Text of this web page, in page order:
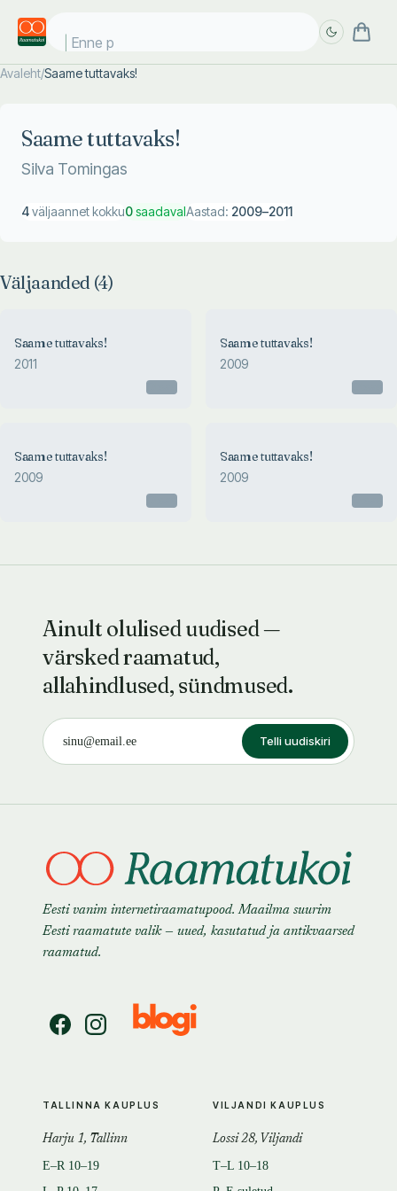
Enne pä
Avaleht/Saame tuttavaks!
Saame tuttavaks!
Silva Tomingas
4väljaannet kokku0saadavalAastad: 2009–2011
Väljaanded (4)
Saame tuttavaks!
2011
Saame tuttavaks!
2009
Saame tuttavaks!
2009
Saame tuttavaks!
2009
Ainult olulised uudised —
värsked raamatud,
allahindlused, sündmused.
Telli uudiskiri
Eesti vanim internetiraamatupood. Maailma suurim
Eesti raamatute valik — uued, kasutatud ja antikvaarsed
raamatud.
TALLINNA KAUPLUS
Harju 1, Tallinn
E–R 10–19
VILJANDI KAUPLUS
Lossi 28, Viljandi
T–L 10–18